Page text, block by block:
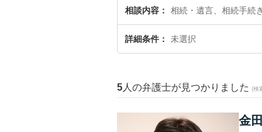
相談内容 相続・遺言、相続手続き
詳細条件 未選択
5 人の弁護士が見つかりました (検
金